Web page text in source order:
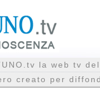
la web tv
creato per